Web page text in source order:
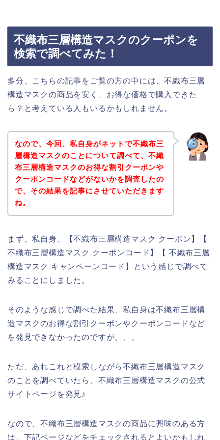
不織布三層構造マスクのクーポンを
検索で調べてみた！
多分、こちらの記事をご覧の方の中には、不織布三層
構造マスクの商品を安く、お得な価格で購入できた
ら？と考えている人もいるかもしれません。
なので、今回、私自身がネットで不織布三
層構造マスクのことについて調べて、不織
布三層構造マスクのお得な割引クーポンや
クーポンコードなどがないかを調査したの
で、その結果を記事にさせていただきます
ね。
まず、私自身、【不織布三層構造マスク クーポン】【
不織布三層構造マスク クーポンコード】【 不織布三層
構造マスク キャンペーンコード】という感じで調べて
みることにしました。
そのような感じで調べた結果、私自身は不織布三層構
造マスクのお得な割引クーポンやクーポンコードなど
を発見できなかったのですが、、、
ただ、あれこれと模索しながら不織布三層構造マスク
のことを調べていたら、不織布三層構造マスクの公式
サイトページを発見♪
なので、不織布三層構造マスクの商品に興味のある方
は、下記ページなどをチェックされるとよいかもしれ